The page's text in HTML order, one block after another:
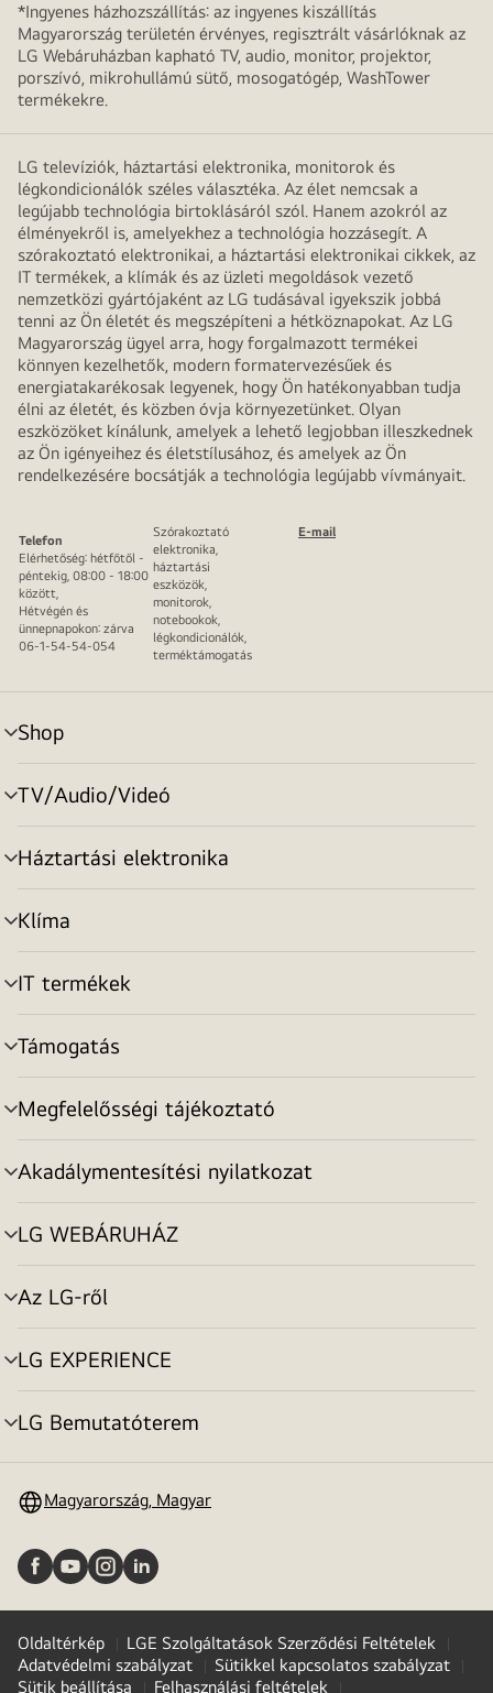
*Ingyenes házhozszállítás: az ingyenes kiszállítás
Magyarország területén érvényes, regisztrált vásárlóknak az
LG Webáruházban kapható TV, audio, monitor, projektor,
porszívó, mikrohullámú sütő, mosogatógép, WashTower
termékekre.
LG televíziók, háztartási elektronika, monitorok és
légkondicionálók széles választéka. Az élet nemcsak a
legújabb technológia birtoklásáról szól. Hanem azokról az
élményekről is, amelyekhez a technológia hozzásegít. A
szórakoztató elektronikai, a háztartási elektronikai cikkek, az
IT termékek, a klímák és az üzleti megoldások vezető
nemzetközi gyártójaként az LG tudásával igyekszik jobbá
tenni az Ön életét és megszépíteni a hétköznapokat. Az LG
Magyarország ügyel arra, hogy forgalmazott termékei
könnyen kezelhetők, modern formatervezésűek és
energiatakarékosak legyenek, hogy Ön hatékonyabban tudja
élni az életét, és közben óvja környezetünket. Olyan
eszközöket kínálunk, amelyek a lehető legjobban illeszkednek
az Ön igényeihez és életstílusához, és amelyek az Ön
rendelkezésére bocsátják a technológia legújabb vívmányait.
Telefon
Elérhetőség: hétfőtől -
péntekig, 08:00 - 18:00
között,
Hétvégén és
ünnepnapokon: zárva
06-1-54-54-054
Szórakoztató
elektronika,
háztartási
eszközök,
monitorok,
notebookok,
légkondicionálók,
terméktámogatás
E-mail
Shop
menu
toggle
TV/Audio/Videó
menu
toggle
Háztartási elektronika
menu
toggle
Klíma
menu
toggle
IT termékek
menu
toggle
Támogatás
menu
toggle
Megfelelősségi tájékoztató
menu
toggle
Akadálymentesítési nyilatkozat
menu
toggle
LG WEBÁRUHÁZ
menu
toggle
Az LG-ről
menu
toggle
LG EXPERIENCE
menu
toggle
LG Bemutatóterem
menu
Magyarország, Magyar
Oldaltérkép
LGE Szolgáltatások Szerződési Feltételek
Adatvédelmi szabályzat
Sütikkel kapcsolatos szabályzat
Sütik beállítása
Felhasználási feltételek